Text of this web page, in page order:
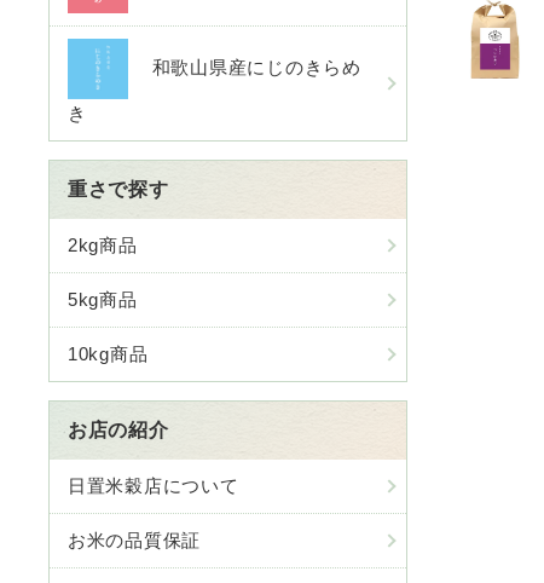
和歌山県産にじのきらめ
き
重さで探す
2kg商品
5kg商品
10kg商品
お店の紹介
日置米穀店について
お米の品質保証